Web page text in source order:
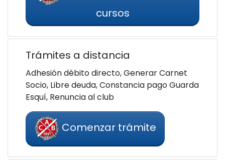
cursos
Trámites a distancia
Adhesión débito directo, Generar Carnet
Socio, Libre deuda, Constancia pago Guarda
Esquí, Renuncia al club
Comenzar trámite